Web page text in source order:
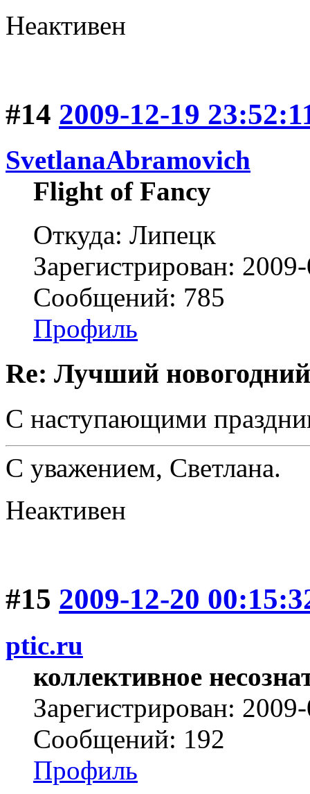
Неактивен
#14 2009-12-19
SvetlanaAbramovich
Flight of Fancy
Откуда: Липецк
Зарегистрирован:
Сообщений: 785
Профиль
Re: Лучший
С наступающими
С уважением, Светлана.
Неактивен
#15 2009-12-20
ptic.ru
коллективное
Зарегистрирован:
Сообщений: 192
Профиль